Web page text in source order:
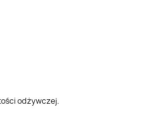
odżywczej.